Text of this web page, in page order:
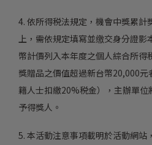
4. 依所得税法規定，機會中獎累計
上，需依規定填寫並缴交身分證影
幣計價列入本年度之個人綜合所得
獎贈品之價值超過新台幣20,000
籍人士扣繳20%税金），主辦單位
予得獎人。
5. 本活動注意事項載明於活動網站